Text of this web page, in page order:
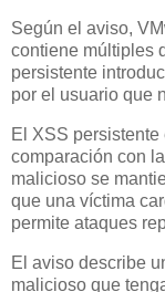
Según el aviso,
contiene múltiples
persistente
por el usuario que
El XSS
comparación con
malicioso se
que una víctima
permite ataques
El aviso describe
malicioso que